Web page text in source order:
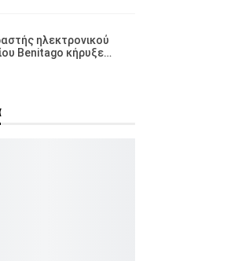
ηλεκτρονικού
Benitago κήρυξε…